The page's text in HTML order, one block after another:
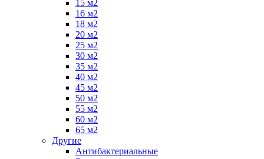
15 м2
16 м2
18 м2
20 м2
25 м2
30 м2
35 м2
40 м2
45 м2
50 м2
55 м2
60 м2
65 м2
Другие
Антибактериальные